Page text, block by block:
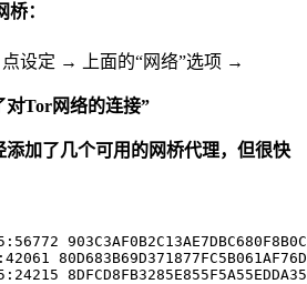
：
设定 → 上面的“网络”选项 →
对Tor网络的连接”
加了几个可用的网桥代理，但很快